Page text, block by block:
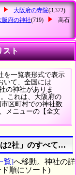
大阪府の寺院(3,372)
阪府の神社(719)
高石
スト
を一覧表形式で表示
いて、全国には
の神社がありま
これは、大阪府の
区町村での神社数
メニューの【全文
2社」のすべてがわ
覧]へ移動。神社の詳
順にソート)